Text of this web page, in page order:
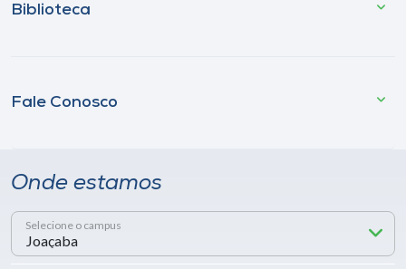
Biblioteca
Fale Conosco
Onde estamos
Selecione o campus